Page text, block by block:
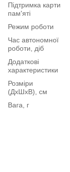
Підтримка карти
пам'яті
Режим роботи
Час автономної
роботи, діб
Додаткові
характеристики
Розміри
(ДхШхВ), см
Вага, г